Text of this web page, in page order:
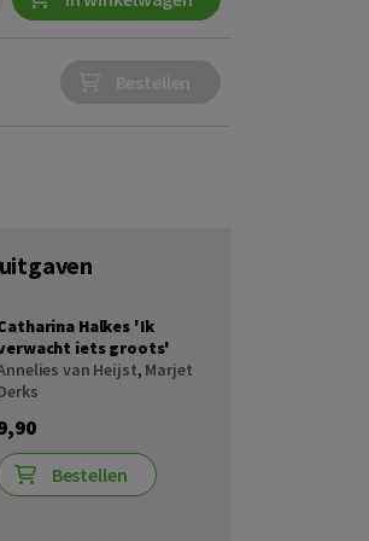
Halkes 'Ik
iets groots'
van Heijst, Marjet
Bestellen